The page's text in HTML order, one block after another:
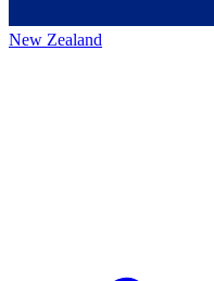
New Zealand